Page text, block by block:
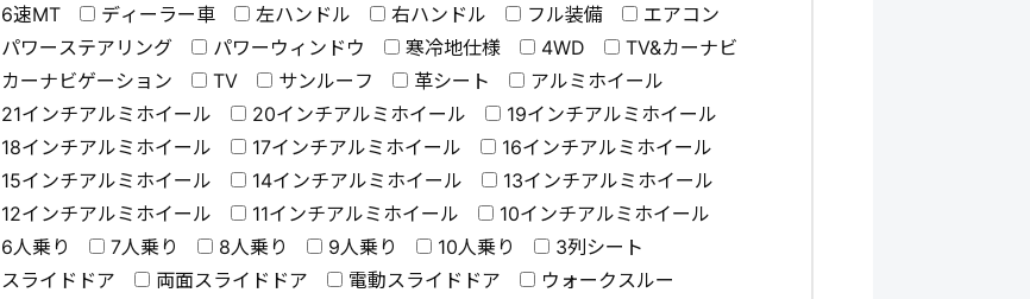
6速MT
ディーラー車 左ハンドル 右ハンドル フル装備
エアコン
パワーステアリング
パワーウィンドウ 寒冷地仕様 4WD
TV&カーナビ
カーナビゲーション
TV サンルーフ 革シート
アルミホイール
21インチアルミホイール
20インチアルミホイール
19インチアルミホイール
18インチアルミホイール
17インチアルミホイール
16インチアルミホイール
15インチアルミホイール
14インチアルミホイール
13インチアルミホイール
12インチアルミホイール
11インチアルミホイール
10インチアルミホイール
6人乗り
7人乗り 8人乗り 9人乗り 10人乗り
3列シート
スライドドア
両面スライドドア 電動スライドドア
ウォークスルー